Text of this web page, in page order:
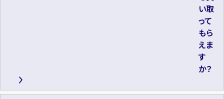
い取
って
もら
えま
す
か？